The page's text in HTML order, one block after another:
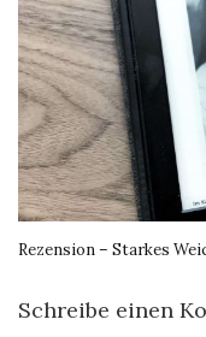
Rezension – Starkes
Schreibe einen